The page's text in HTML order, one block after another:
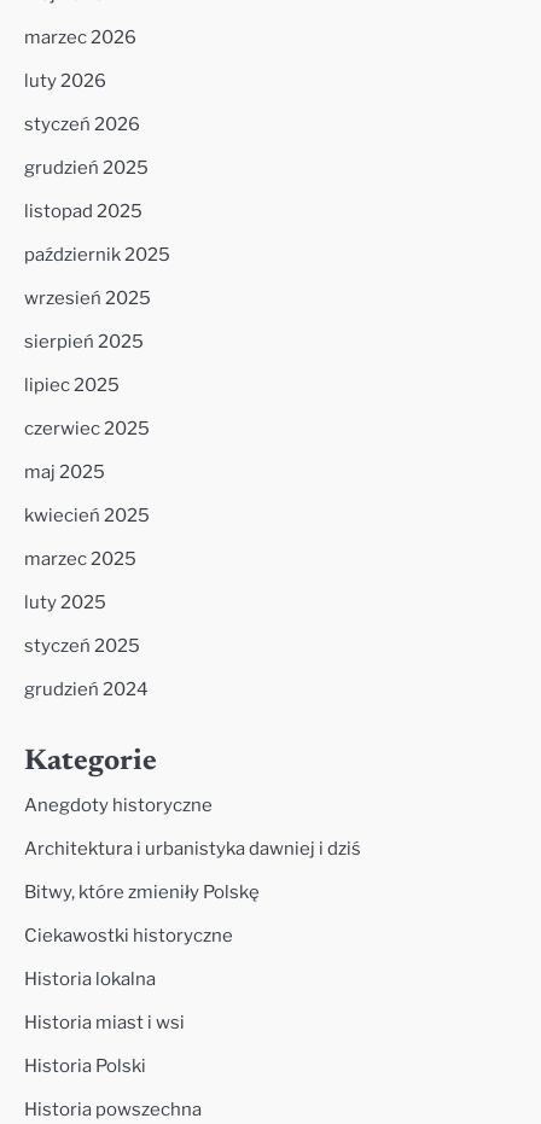
marzec 2026
luty 2026
styczeń 2026
grudzień 2025
listopad 2025
październik 2025
wrzesień 2025
sierpień 2025
lipiec 2025
czerwiec 2025
maj 2025
kwiecień 2025
marzec 2025
luty 2025
styczeń 2025
grudzień 2024
Kategorie
Anegdoty historyczne
Architektura i urbanistyka dawniej i dziś
Bitwy, które zmieniły Polskę
Ciekawostki historyczne
Historia lokalna
Historia miast i wsi
Historia Polski
Historia powszechna